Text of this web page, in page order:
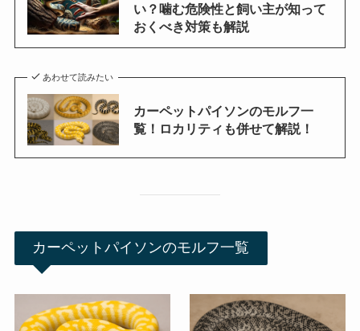
い？噛む危険性と飼い主が知って
おくべき対策も解説
あわせて読みたい
カーペットパイソンのモルフ一
覧！ロカリティも併せて解説！
カーペットパイソンのモルフ一覧